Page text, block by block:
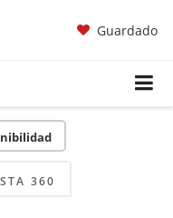
Guardado
360
luego